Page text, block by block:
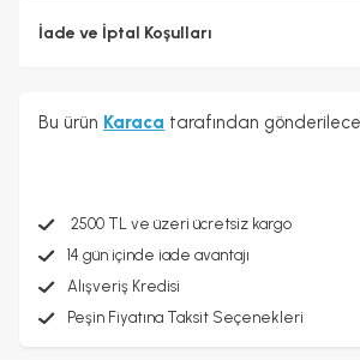
İade ve İptal Koşulları
Bu ürün Karaca tarafından
2500 TL ve üzeri ücretsiz kargo
14 gün içinde iade avantajı
Alışveriş Kredisi
Peşin Fiyatına Taksit Seçenekleri